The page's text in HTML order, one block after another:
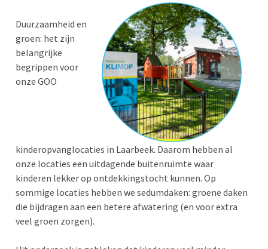
Duurzaamheid en
groen: het zijn
belangrijke
begrippen voor
onze GOO
kinderopvanglocaties in Laarbeek. Daarom hebben al
onze locaties een uitdagende buitenruimte waar
kinderen lekker op ontdekkingstocht kunnen. Op
sommige locaties hebben we sedumdaken: groene daken
die bijdragen aan een betere afwatering (en voor extra
veel groen zorgen).